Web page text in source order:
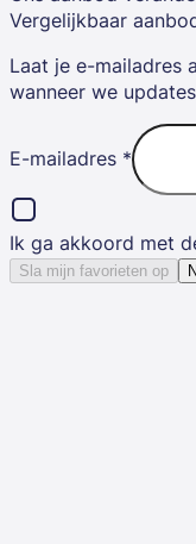
Vergelijkbaar
Laat je e-mailadres
wanneer we
E-mailadres *
Ik ga akkoord met
Sla mijn favorieten op